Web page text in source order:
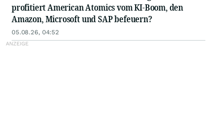
profitiert American Atomics vom KI-Boom, den
Amazon, Microsoft und SAP befeuern?
05.08.26, 04:52